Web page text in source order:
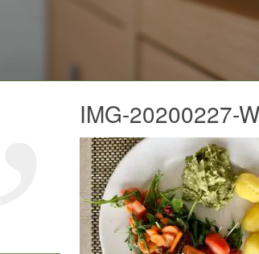
IMG-20200227-